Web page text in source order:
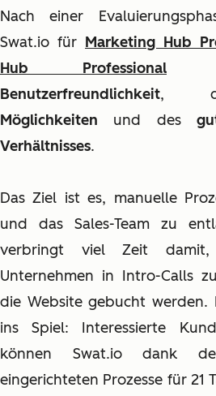
Nach einer
Swat.io für Marketing Hub
Hub Professional
Benutzerfreundlichkeit,
Möglichkeiten und des
Verhältnisses.
Das Ziel ist es, manuelle
und das Sales-Team zu
verbringt viel Zeit
Unternehmen in Intro-Calls
die Website gebucht werden.
ins Spiel: Interessierte
können Swat.io dank
eingerichteten Prozesse für 21